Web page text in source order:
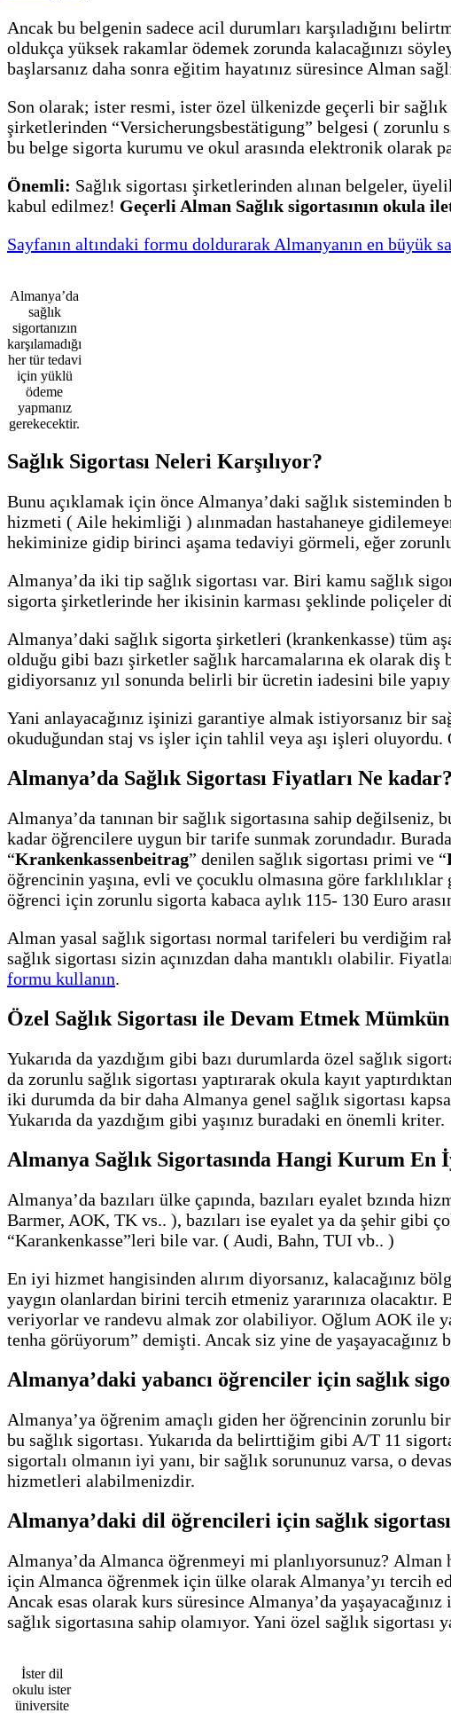
Ancak bu belgenin sadece acil durumları karşıladığını
oldukça yüksek rakamlar ödemek zorunda kalacağınızı
başlarsanız daha sonra eğitim hayatınız süresince Alman
Son olarak; ister resmi, ister özel ülkenizde geçerli bir
şirketlerinden “Versicherungsbestätigung” belgesi ( zorunlu
bu belge sigorta kurumu ve okul arasında elektronik olarak
Önemli: Sağlık sigortası şirketlerinden alınan belgeler,
kabul edilmez! Geçerli Alman Sağlık sigortasının okula
Sayfanın altındaki formu doldurarak Almanyanın en büyük
Almanya’da
sağlık
sigortanızın
karşılamadığı
her tür tedavi
için yüklü
ödeme
yapmanız
gerekecektir.
Sağlık Sigortası Neleri Karşılıyor?
Bunu açıklamak için önce Almanya’daki sağlık sisteminden
hizmeti ( Aile hekimliği ) alınmadan hastahaneye
hekiminize gidip birinci aşama tedaviyi görmeli, eğer
Almanya’da iki tip sağlık sigortası var. Biri kamu sağlık
sigorta şirketlerinde her ikisinin karması şeklinde poliçeler
Almanya’daki sağlık sigorta şirketleri (krankenkasse) tüm
olduğu gibi bazı şirketler sağlık harcamalarına ek olarak
gidiyorsanız yıl sonunda belirli bir ücretin iadesini bile
Yani anlayacağınız işinizi garantiye almak istiyorsanız bir
okuduğundan staj vs işler için tahlil veya aşı işleri
Almanya’da Sağlık Sigortası Fiyatları Ne kadar?
Almanya’da tanınan bir sağlık sigortasına sahip değilseniz,
kadar öğrencilere uygun bir tarife sunmak zorundadır.
“Kranken­kassen­beitrag” denilen sağlık sigortası primi ve “
öğrencinin yaşına, evli ve çocuklu olmasına göre
öğrenci için zorunlu sigorta kabaca aylık 115- 130 Euro
Alman yasal sağlık sigortası normal tarifeleri bu verdiğim
sağlık sigortası sizin açınızdan daha mantıklı olabilir.
formu kullanın.
Özel Sağlık Sigortası ile Devam Etmek
Yukarıda da yazdığım gibi bazı durumlarda özel sağlık
da zorunlu sağlık sigortası yaptırarak okula kayıt
iki durumda da bir daha Almanya genel sağlık sigortası
Yukarıda da yazdığım gibi yaşınız buradaki en önemli kriter.
Almanya Sağlık Sigortasında Hangi Kurum En
Almanya’da bazıları ülke çapında, bazıları eyalet bzında
Barmer, AOK, TK vs.. ), bazıları ise eyalet ya da şehir gibi
“Karankenkasse”leri bile var. ( Audi, Bahn, TUI vb.. )
En iyi hizmet hangisinden alırım diyorsanız, kalacağınız
yaygın olanlardan birini tercih etmeniz yararınıza olacaktır.
veriyorlar ve randevu almak zor olabiliyor. Oğlum AOK ile
tenha görüyorum” demişti. Ancak siz yine de yaşayacağınız
Almanya’daki yabancı öğrenciler için sağlık
Almanya’ya öğrenim amaçlı giden her öğrencinin zorunlu
bu sağlık sigortası. Yukarıda da belirttiğim gibi A/T 11
sigortalı olmanın iyi yanı, bir sağlık sorununuz varsa, o
hizmetleri alabilmenizdir.
Almanya’daki dil öğrencileri için sağlık sigortası
Almanya’da Almanca öğrenmeyi mi planlıyorsunuz?
için Almanca öğrenmek için ülke olarak Almanya’yı tercih
Ancak esas olarak kurs süresince Almanya’da
sağlık sigortasına sahip olamıyor. Yani özel sağlık sigortası
İster dil
okulu ister
üniversite